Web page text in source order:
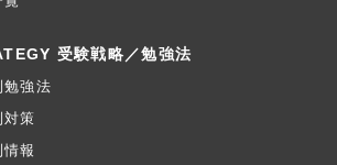
受験戦略／勉強法
勉強法
対策
報